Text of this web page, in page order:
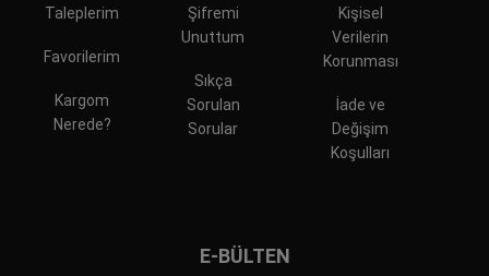
Taleplerim
Favorilerim
Kargom
Nerede?
Şifremi
Unuttum
Sıkça
Sorulan
Sorular
Kişisel
Verilerin
Korunması
İade ve
Değişim
Koşulları
E-BÜLTEN